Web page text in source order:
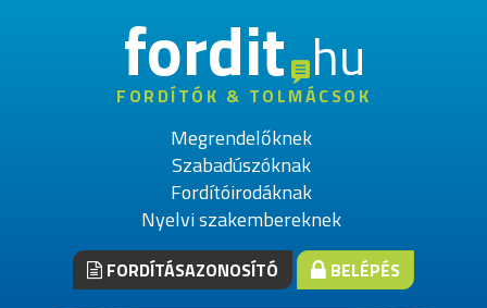
fordithu
FORDÍTÓK & TOLMÁCSOK
Megrendelőknek
Szabadúszóknak
Fordítóirodáknak
Nyelvi szakembereknek
FORDÍTÁSAZONOSÍTÓ BELÉPÉS